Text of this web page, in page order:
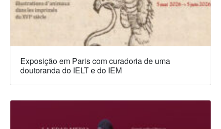
Exposição em Paris com curadoria de uma
doutoranda do IELT e do IEM